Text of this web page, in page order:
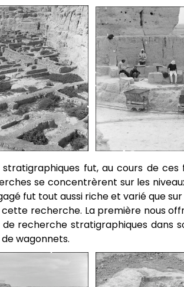
fut, au cours de ces
se concentrèrent sur les
fut tout aussi riche et varié que
recherche. La première nous
recherche stratigraphiques dans
wagonnets.